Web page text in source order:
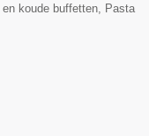
koude buffetten, Pasta